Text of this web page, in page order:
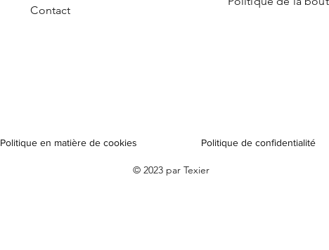
Contact
Politique en matière de cookies Politique de confidentialité
© 2023 par Texier